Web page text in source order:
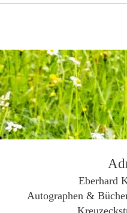
Eberhard
Autographen &